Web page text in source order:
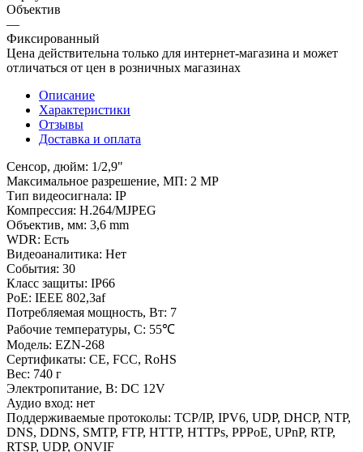
Объектив
—
Фиксированный
Цена действительна только для интернет-магазина и может
отличаться от цен в розничных магазинах
Описание
Характеристики
Отзывы
Доставка и оплата
Сенсор, дюйм: 1/2,9"
Максимальное разрешение, МП: 2 MP
Тип видеосигнала: IP
Компрессия: H.264/MJPEG
Объектив, мм: 3,6 mm
WDR: Есть
Видеоаналитика: Нет
События: 30
Класс защиты: IP66
PoE: IEEE 802,3af
Потребляемая мощность, Вт: 7
Рабочие температуры, С: 55℃
Модель: EZN-268
Сертификаты: CE, FCC, RoHS
Вес: 740 г
Электропитание, В: DC 12V
Аудио вход: нет
Поддерживаемые протоколы: TCP/IP, IPV6, UDP, DHCP, NTP,
DNS, DDNS, SMTP, FTP, HTTP, HTTPs, PPPoE, UPnP, RTP,
RTSP, UDP, ONVIF